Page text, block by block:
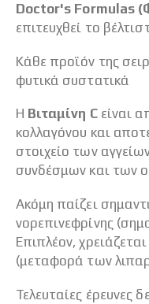
Doctor's Formulas
επιτευχθεί το
Κάθε προϊόν της
φυτικά συστατικά
Η Βιταμίνη Cείναι
κολλαγόνου και
στοιχείο των
συνδέσμων και των
Ακόμη παίζει
νορεπινεφρίνης
Επιπλέον,
(μεταφορά των
Τελευταίες έρευνες